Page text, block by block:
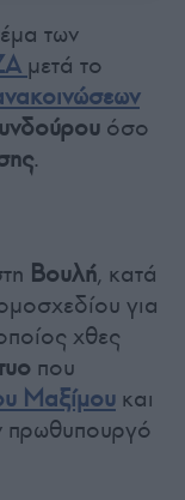
των
μετά το
όσο
.
Βουλή, κατά
για
χθες
που
Μαξίμου και
πρωθυπουργό